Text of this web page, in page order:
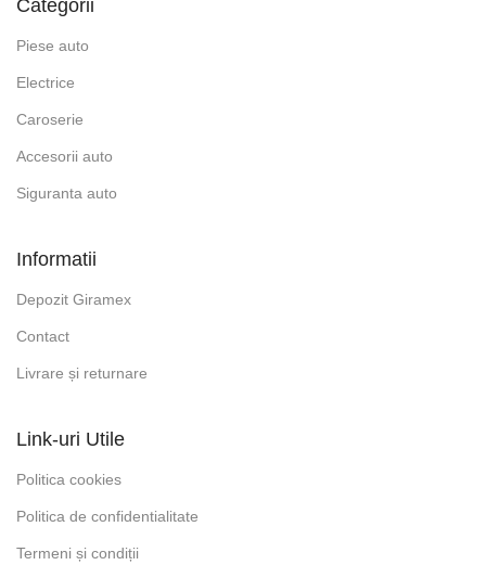
Categorii
Piese auto
Electrice
Caroserie
Accesorii auto
Siguranta auto
Informatii
Depozit Giramex
Contact
Livrare și returnare
Link-uri Utile
Politica cookies
Politica de confidentialitate
Termeni și condiții